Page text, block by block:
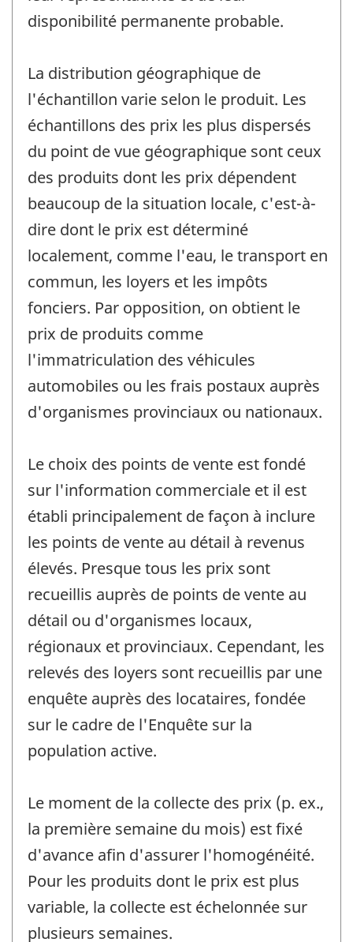
disponibilité permanente probable.
La distribution géographique de
l'échantillon varie selon le produit. Les
échantillons des prix les plus dispersés
du point de vue géographique sont ceux
des produits dont les prix dépendent
beaucoup de la situation locale, c'est-à-
dire dont le prix est déterminé
localement, comme l'eau, le transport en
commun, les loyers et les impôts
fonciers. Par opposition, on obtient le
prix de produits comme
l'immatriculation des véhicules
automobiles ou les frais postaux auprès
d'organismes provinciaux ou nationaux.
Le choix des points de vente est fondé
sur l'information commerciale et il est
établi principalement de façon à inclure
les points de vente au détail à revenus
élevés. Presque tous les prix sont
recueillis auprès de points de vente au
détail ou d'organismes locaux,
régionaux et provinciaux. Cependant, les
relevés des loyers sont recueillis par une
enquête auprès des locataires, fondée
sur le cadre de l'Enquête sur la
population active.
Le moment de la collecte des prix (p. ex.,
la première semaine du mois) est fixé
d'avance afin d'assurer l'homogénéité.
Pour les produits dont le prix est plus
variable, la collecte est échelonnée sur
plusieurs semaines.